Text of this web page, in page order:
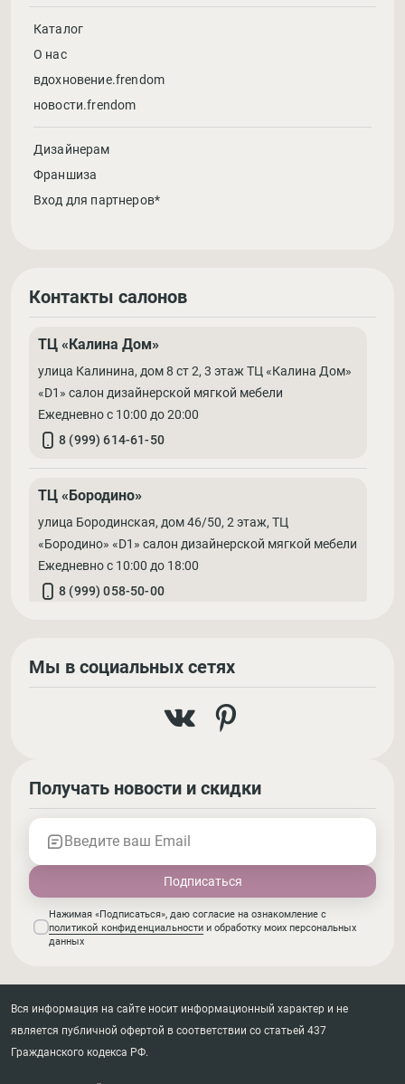
Каталог
О нас
вдохновение.frendom
новости.frendom
Дизайнерам
Франшиза
Вход для партнеров*
Контакты салонов
ТЦ «Калина Дом»
улица Калинина, дом 8 ст 2, 3 этаж ТЦ «Калина Дом»
«D1» салон дизайнерской мягкой мебели
Ежедневно с 10:00 до 20:00
8 (999) 614-61-50
ТЦ «Бородино»
улица Бородинская, дом 46/50, 2 этаж, ТЦ
«Бородино» «D1» салон дизайнерской мягкой мебели
Ежедневно с 10:00 до 18:00
8 (999) 058-50-00
Мы в социальных сетях
Получать новости и скидки
Введите ваш Email
Нажимая «Подписаться», даю согласие на ознакомление с
политикой конфиденциальности и обработку моих персональных
данных
Вся информация на сайте носит информационный характер и не
является публичной офертой в соответствии со статьей 437
Гражданского кодекса РФ.